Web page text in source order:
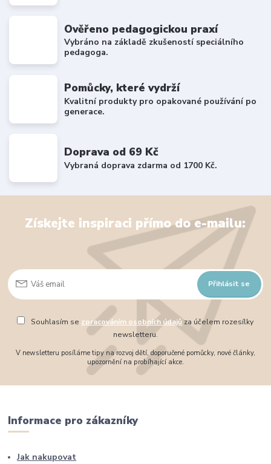
Ověřeno pedagogickou praxí
Vybráno na základě zkušeností speciálního
pedagoga.
Pomůcky, které vydrží
Kvalitní produkty pro opakované používání po
generace.
Doprava od 69 Kč
Vybraná doprava zdarma od 1700 Kč.
Získejte inspiraci přímo do e-mailu:
Přihlásit se
Souhlasím se zpracováním osobních údajůza účelem rozesílky
newsletteru.
V newsletteru posíláme tipy na rozvoj dětí, doporučené pomůcky, nové články,
upozornění na probíhající akce.
Informace pro zákazníky
Jak nakupovat